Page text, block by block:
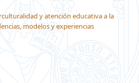
y atención educativa a la
modelos y experiencias